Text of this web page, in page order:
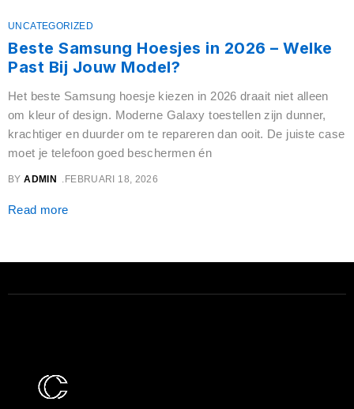
UNCATEGORIZED
Beste Samsung Hoesjes in 2026 – Welke
Past Bij Jouw Model?
Het beste Samsung hoesje kiezen in 2026 draait niet alleen
om kleur of design. Moderne Galaxy toestellen zijn dunner,
krachtiger en duurder om te repareren dan ooit. De juiste case
moet je telefoon goed beschermen én
BY ADMIN FEBRUARI 18, 2026
Read more